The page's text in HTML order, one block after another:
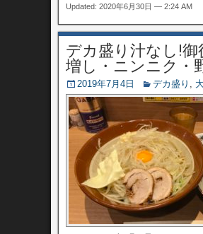
Updated: 2020年6月30日 — 2:24 AM
デカ盛り汁なし!
増し・ニンニク・
2019年7月4日 デカ盛り ,